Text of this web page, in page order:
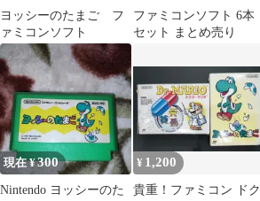
ヨッシーのたまご フ
ァミコンソフト
ファミコンソフト 6本
セット まとめ売り
現在 ¥300
Nintendo ヨッシーのた
¥ 1,200
貴重！ファミコン ドク